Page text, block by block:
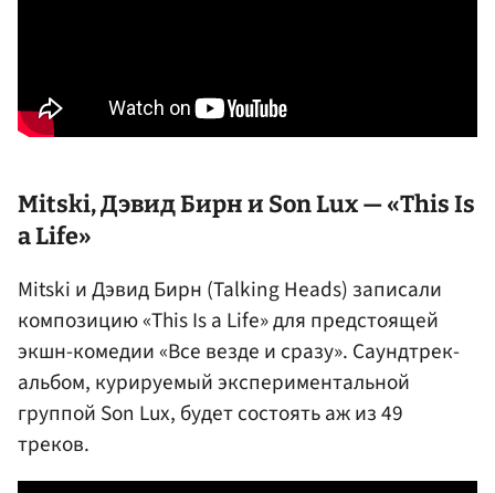
Mitski, Дэвид Бирн и Son Lux — «This Is
a Life»
Mitski и Дэвид Бирн (Talking Heads) записали
композицию «This Is a Life» для предстоящей
экшн-комедии «Все везде и сразу». Саундтрек-
альбом, курируемый экспериментальной
группой Son Lux, будет состоять аж из 49
треков.